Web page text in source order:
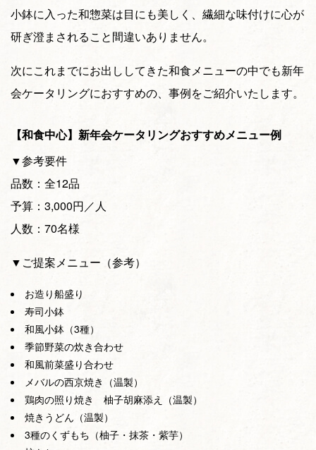
小鉢に入った和惣菜は目にも美しく、繊細な味付けに心が
研ぎ澄まされること間違いありません。
次にこれまでにお出ししてきた和食メニューの中でも新年
会ケータリングにおすすめの、事例をご紹介いたします。
【和食中心】新年会ケータリングおすすめメニュー例
▼参考要件
品数：全12品
予算：3,000円／人
人数：70名様
▼ご提案メニュー（参考）
お造り船盛り
寿司小鉢
和風小鉢（3種）
季節野菜の炊き合わせ
和風前菜盛り合わせ
メバルの西京焼き（温製）
鶏肉の照り焼き 柚子胡麻添え（温製）
焼きうどん（温製）
3種のくずもち（柚子・抹茶・紫芋）